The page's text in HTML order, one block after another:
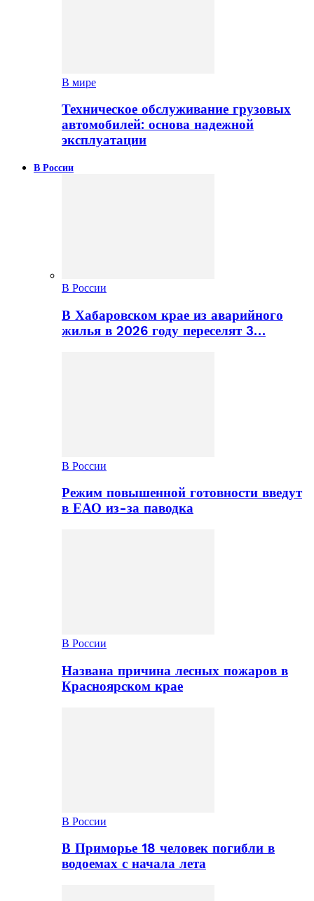
В мире
Техническое обслуживание грузовых
автомобилей: основа надежной
эксплуатации
В России
В России
В Хабаровском крае из аварийного
жилья в 2026 году переселят 3…
В России
Режим повышенной готовности введут
в ЕАО из-за паводка
В России
Названа причина лесных пожаров в
Красноярском крае
В России
В Приморье 18 человек погибли в
водоемах с начала лета